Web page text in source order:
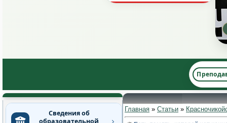
Сведения об
образовательной
Главная » Статьи »